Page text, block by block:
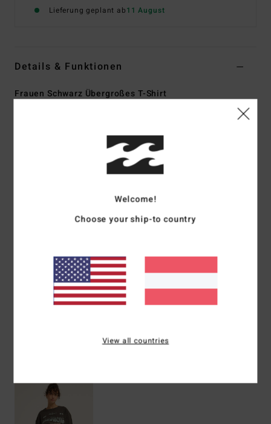
Lieferung geplant ab11 August
Details & Funktionen
Frauen Schwarz Übergroßes T-Shirt
Locker gestrickter Baumwolljersey
Weicher Siebdruck vorne und hinten
Zusammensetzung[Hauptstoff] 100 % Baumwolle
Versand & Rückversand
Welcome!
Choose your ship-to country
View all countries